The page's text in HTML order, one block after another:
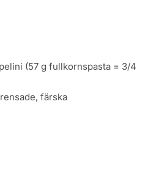
(57 g fullkornspasta = 3/4
färska